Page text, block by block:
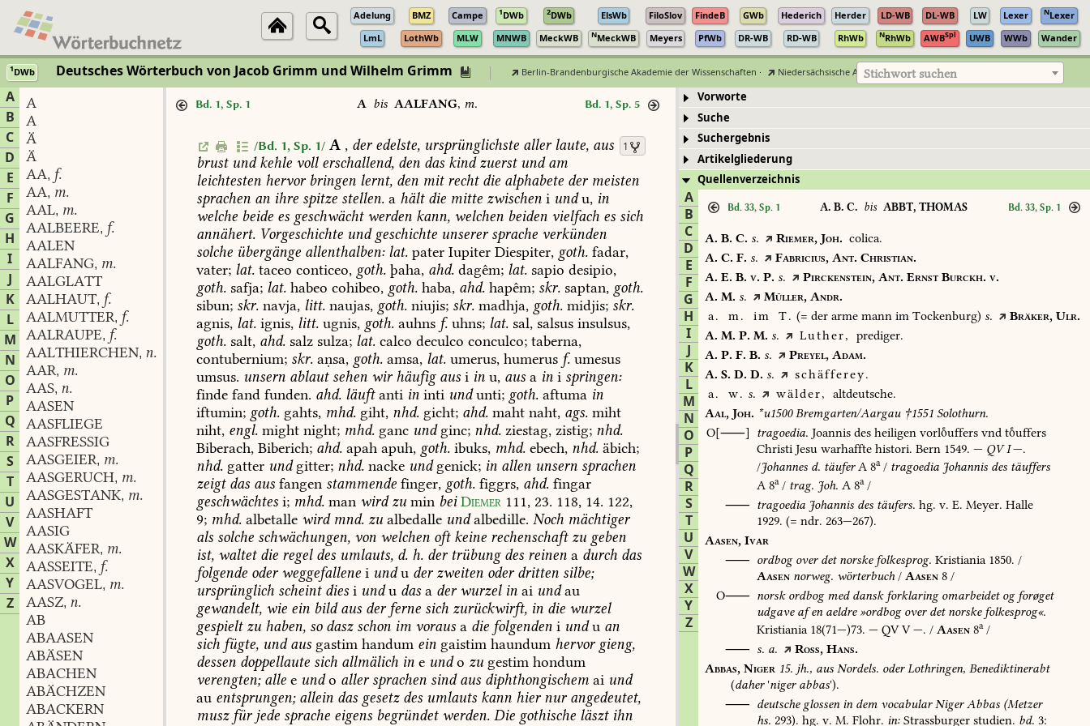
Adelung BMZ Campe 1DWb 2DWb ElsWb FiloSlov FindeB GWb Hederich Herder LD-WB DL-WB LW Lexer NLexer
LmL
LothWb MLW MNWB MeckWB NMeckWB Meyers PfWb DR-WB RD-WB RhWb NRhWb AWBSpl UWB WWb Wander
1DWb Deutsches Wörterbuch von Jacob Grimm und Wilhelm Grimm Berlin-Brandenburgische Akademie der Wissenschaften · Niedersächsische Akademie der Wissenschaften zu Göttingen
Stichwort suchen
A
B
C
D
E
F
G
H
I
J
K
L
M
N
O
P
Q
R
S
T
U
V
W
X
Y
Z
A
A
Ä
Ä
AA, f.
AA, m.
AAL, m.
AALBEERE, f.
AALEN
AALFANG, m.
AALGLATT
AALHAUT, f.
AALMUTTER, f.
AALRAUPE, f.
AALTHIERCHEN, n.
AAR, m.
AAS, n.
AASEN
AASFLIEGE
AASFRESSIG
AASGEIER, m.
AASGERUCH, m.
AASGESTANK, m.
AASHAFT
AASIG
AASKÄFER, m.
AASSEITE, f.
AASVOGEL, m.
AASZ, n.
AB
ABAASEN
ABÄSEN
ABACHEN
ABÄCHZEN
ABACKERN
Bd. 1, Sp. 1 A bis AALFANG, m. Bd. 1, Sp. 5
1
/Bd. 1, Sp. 1/ A , deredelste,ursprünglichsteallerlaute,aus
brustundkehle vollerschallend, den das kindzuerstundam
leichtesten hervorbringen lernt, den mitrechtdie alphabete dermeisten
sprachen an ihre spitze stellen. a hältdie mitte zwischen i undu, in
welche beide es geschwächtwerden kann, welchen beiden vielfach es sich
annähert. Vorgeschichte undgeschichte unserersprache verkünden
solche übergänge allenthalben:lat. pater Iupiter Diespiter, goth. fadar,
vater; lat. taceo conticeo, goth. þaha, ahd. dagêm; lat. sapio desipio,
goth. safja; lat. habeo cohibeo, goth. haba, ahd. hapêm; skr. saptan, goth.
sibun; skr. navja, litt. naujas, goth. niujis; skr. madhja, goth. midjis; skr.
agnis, lat. ignis, litt. ugnis, goth. auhns f. uhns; lat. sal, salsus insulsus,
goth. salt, ahd. salz sulza; lat. calco deculco conculco; taberna,
contubernium; skr. aṇsa, goth. amsa, lat. umerus, humerus f. umesus
umsus. unsern ablautsehen wirhäufigaus i in u, aus a in i springen:
finde fand funden. ahd. läuftanti in inti undunti; goth. aftuma in
iftumin; goth. gahts, mhd. giht, nhd. gicht; ahd. maht naht, ags. miht
niht, engl. might night; mhd. ganc undginc; nhd. ziestag, zistig; nhd.
Biberach, Biberich; ahd. apah apuh, goth. ibuks, mhd. ebech, nhd. äbich;
nhd. gatter undgitter; nhd. nacke undgenick; in allen unsern sprachen
zeigtdas aus fangen stammende finger, goth. figgrs, ahd. fingar
geschwächtes i; mhd. man wirdzu min bei Diemer 111, 23. 118, 14. 122,
9; mhd. albetalle wirdmnd. zu albedalle undalbedille. Noch mächtiger
als solche schwächungen, von welchen oftkeine rechenschaftzu geben
ist, waltetdie regeldes umlauts, d. h. dertrübungdes reinen a durch das
folgende oderweggefallene i undu derzweiten oderdritten silbe;
ursprünglich scheintdies i undu das a derwurzelin ai undau
gewandelt, wie ein bildaus derferne sich zurückwirft, in die wurzel
gespieltzu haben, sodaszschon im voraus a die folgenden i undu an
sich fügte, undaus gastim handum ein gaistim haundum hervorgieng,
dessen doppellaute sich allmälich in e undo zu gestim hondum
verengten;alle e undo allersprachen sindaus diphthongischem ai und
au entsprungen;allein das gesetzdes umlauts kann hiernurangedeutet,
muszfürjede sprache eigens begründetwerden. Die gothische läsztihn
Vorworte
Suche
Suchergebnis
Artikelgliederung
Quellenverzeichnis
A
B
C
D
E
F
G
H
I
J
K
L
M
N
O
P
Q
R
S
T
U
V
W
X
Y
Z
Bd. 33, Sp. 1 A. B. C. bis ABBT, THOMAS Bd. 33, Sp. 1
A. B. C. s. Riemer, Joh. colica.
A. C. F. s. Fabricius, Ant. Christian.
A. E. B. v. P. s. Pirckenstein, Ant. ErnstBurckh. v.
A. M. s. Müller, Andr.
a.
m. im T. (= der arme mann im Tockenburg) s. Bräker, Ulr.
A. M. P. M. s. Luther,
prediger.
A. P. F. B. s. Preyel, Adam.
A. S. D. D. s.
schäfferey.
a.
w. s. wälder,
altdeutsche.
Aal, Joh. *u1500Bremgarten/Aargau†1551 Solothurn.
O[⸺]
tragoedia. Joannis des heiligen vorluffers vnd tuffers
Christi Jesu warhaffte histori. Bern 1549. — QVI—.
/Johannes d. täuferA 8a/ tragoedia Johannis des täuffers
A 8a/ trag. Joh. A 8a/
⸺ tragoedia Johannis des täufers. hg. v. E. Meyer. Halle
1929. (= ndr. 263—267).
Aasen, Ivar
⸺ ordbogoverdetnorskefolkesprog. Kristiania 1850. /
Aasen norweg. wörterbuch/ Aasen 8 /
O⸺ norskordbogmeddanskforklaringomarbeidetogforøget
udgaveafenaeldre»ordbogoverdetnorskefolkesprog«.
Kristiania 18(71—)73. — QVV—. / Aasen 8a/
⸺ s. a. Ross, Hans.
Abbas, Niger 15. jh., aus Nordels. oderLothringen, Benediktinerabt
(daher'nigerabbas').
⸺ deutscheglossenindem vocabularNigerAbbas (Metzer
hs. 293). hg. v. M. Flohr. in: Strassburger studien. bd. 3: